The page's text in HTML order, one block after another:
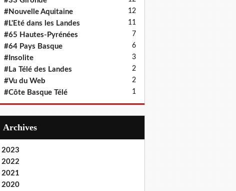
#Nouvelle Aquitaine 12
#L'Eté dans les Landes 11
#65 Hautes-Pyrénées 7
#64 Pays Basque 6
#Insolite 3
#La Télé des Landes 2
#Vu du Web 2
#Côte Basque Télé 1
Archives
2023
2022
2021
2020